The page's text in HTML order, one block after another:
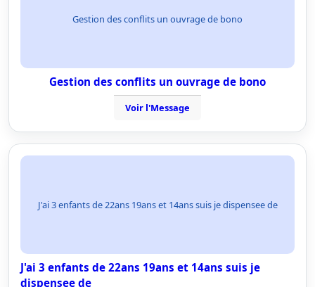
Gestion des conflits un ouvrage de bono
Gestion des conflits un ouvrage de bono
Voir l'Message
J'ai 3 enfants de 22ans 19ans et 14ans suis je dispensee de
J'ai 3 enfants de 22ans 19ans et 14ans suis je
dispensee de